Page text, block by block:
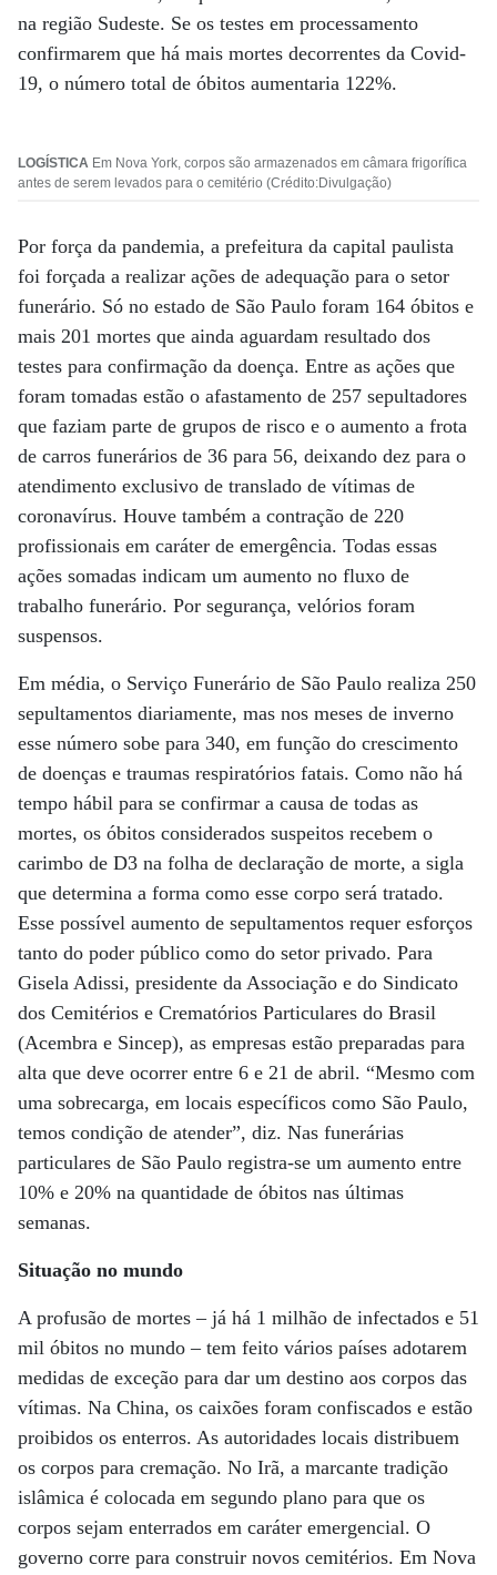
na região Sudeste. Se os testes em processamento
confirmarem que há mais mortes decorrentes da Covid-
19, o número total de óbitos aumentaria 122%.
LOGÍSTICA Em Nova York, corpos são armazenados em câmara frigorífica
antes de serem levados para o cemitério (Crédito:Divulgação)
Por força da pandemia, a prefeitura da capital paulista
foi forçada a realizar ações de adequação para o setor
funerário. Só no estado de São Paulo foram 164 óbitos e
mais 201 mortes que ainda aguardam resultado dos
testes para confirmação da doença. Entre as ações que
foram tomadas estão o afastamento de 257 sepultadores
que faziam parte de grupos de risco e o aumento a frota
de carros funerários de 36 para 56, deixando dez para o
atendimento exclusivo de translado de vítimas de
coronavírus. Houve também a contração de 220
profissionais em caráter de emergência. Todas essas
ações somadas indicam um aumento no fluxo de
trabalho funerário. Por segurança, velórios foram
suspensos.
Em média, o Serviço Funerário de São Paulo realiza 250
sepultamentos diariamente, mas nos meses de inverno
esse número sobe para 340, em função do crescimento
de doenças e traumas respiratórios fatais. Como não há
tempo hábil para se confirmar a causa de todas as
mortes, os óbitos considerados suspeitos recebem o
carimbo de D3 na folha de declaração de morte, a sigla
que determina a forma como esse corpo será tratado.
Esse possível aumento de sepultamentos requer esforços
tanto do poder público como do setor privado. Para
Gisela Adissi, presidente da Associação e do Sindicato
dos Cemitérios e Crematórios Particulares do Brasil
(Acembra e Sincep), as empresas estão preparadas para
alta que deve ocorrer entre 6 e 21 de abril. “Mesmo com
uma sobrecarga, em locais específicos como São Paulo,
temos condição de atender”, diz. Nas funerárias
particulares de São Paulo registra-se um aumento entre
10% e 20% na quantidade de óbitos nas últimas
semanas.
Situação no mundo
A profusão de mortes – já há 1 milhão de infectados e 51
mil óbitos no mundo – tem feito vários países adotarem
medidas de exceção para dar um destino aos corpos das
vítimas. Na China, os caixões foram confiscados e estão
proibidos os enterros. As autoridades locais distribuem
os corpos para cremação. No Irã, a marcante tradição
islâmica é colocada em segundo plano para que os
corpos sejam enterrados em caráter emergencial. O
governo corre para construir novos cemitérios. Em Nova